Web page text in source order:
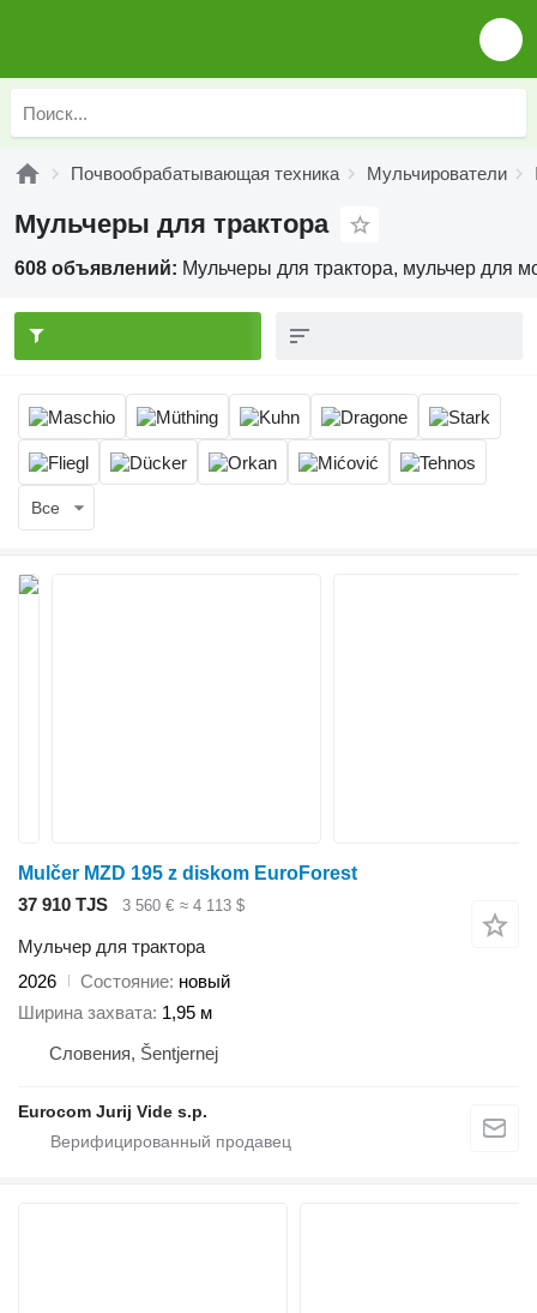
Почвообрабатывающая техника Мульчирователи
Мульчеры для трактора
608 объявлений: Мульчеры для трактора, мульчер для
Все
Mulčer MZD 195 z diskom EuroForest
37 910 TJS
3 560 € ≈ 4 113 $
Мульчер для трактора
2026
Состояние новый
Ширина захвата 1,95 м
Словения, Šentjernej
Eurocom Jurij Vide s.p.